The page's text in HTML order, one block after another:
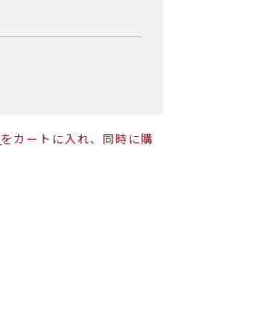
をカートに入れ、同時に購